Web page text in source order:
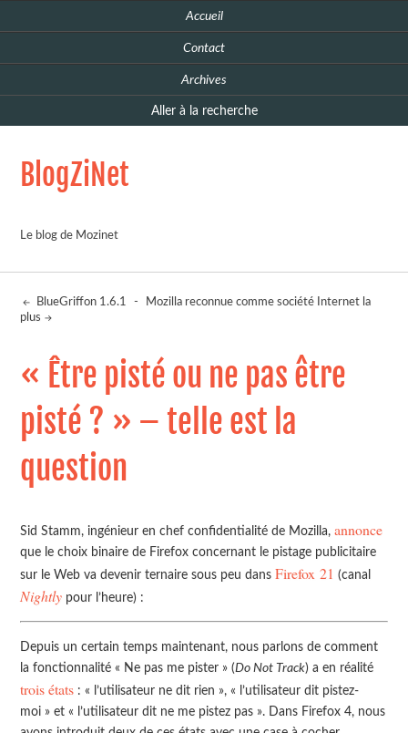
Accueil
Contact
Archives
Aller à la recherche
BlogZiNet
Le blog de Mozinet
BlueGriffon 1.6.1 -
Mozilla reconnue comme société Internet la
plus
« Être pisté ou ne pas être
pisté ? » – telle est la
question
Sid Stamm, ingénieur en chef confidentialité de Mozilla,annonce
que le choix binaire de Firefox concernant le pistage publicitaire
sur le Web va devenir ternaire sous peu dans Firefox 21 (canal
Nightly pour l’heure) :
Depuis un certain temps maintenant, nous parlons de comment
la fonctionnalité « Ne pas me pister » (Do Not Track) a en réalité
trois états : « l’utilisateur ne dit rien », « l’utilisateur dit pistez-
moi » et « l’utilisateur dit ne me pistez pas ». Dans Firefox 4, nous